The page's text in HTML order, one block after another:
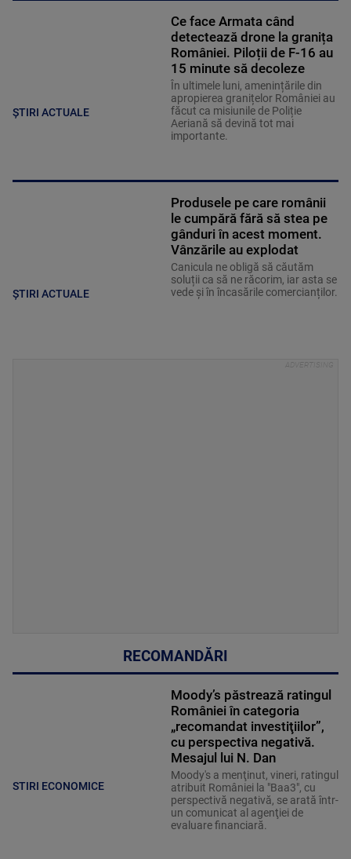
ȘTIRI ACTUALE
Ce face Armata când
detectează drone la granița
României. Piloții de F-16 au
15 minute să decoleze
În ultimele luni, amenințările din
apropierea granițelor României au
făcut ca misiunile de Poliție
Aeriană să devină tot mai
importante.
ȘTIRI ACTUALE
Produsele pe care românii
le cumpără fără să stea pe
gânduri în acest moment.
Vânzările au explodat
Canicula ne obligă să căutăm
soluții ca să ne răcorim, iar asta se
vede și în încasările comercianților.
RECOMANDĂRI
STIRI ECONOMICE
Moody’s păstrează ratingul
României în categoria
„recomandat investiţiilor”,
cu perspectiva negativă.
Mesajul lui N. Dan
Moody's a menţinut, vineri, ratingul
atribuit României la "Baa3", cu
perspectivă negativă, se arată într-
un comunicat al agenţiei de
evaluare financiară.